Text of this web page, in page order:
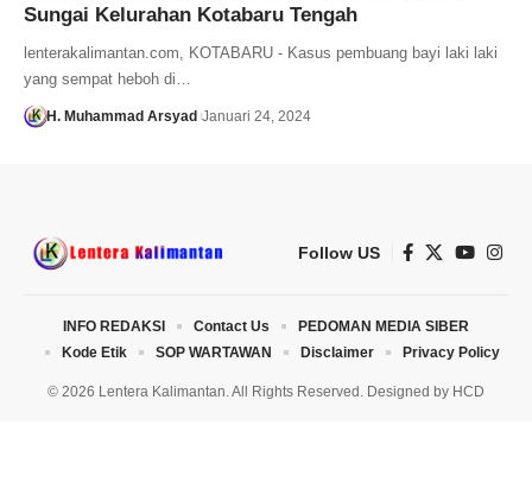
Sungai Kelurahan Kotabaru Tengah
lenterakalimantan.com, KOTABARU - Kasus pembuang bayi laki laki
yang sempat heboh di…
H. Muhammad Arsyad Januari 24, 2024
Follow US
© 2026 Lentera Kalimantan. All Rights Reserved. Designed by HCD
INFO REDAKSI Contact Us
PEDOMAN MEDIA SIBER
Kode Etik
SOP WARTAWAN Disclaimer Privacy Policy